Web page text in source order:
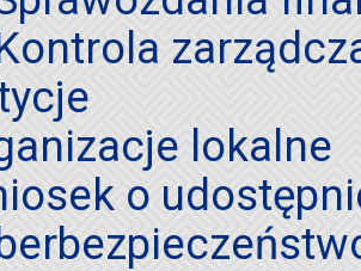
lokalne
o